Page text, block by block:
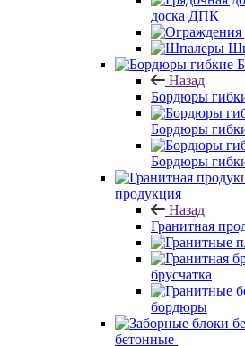
доска ДПК
Назад
Бордюры
Бордюры
Бордюры
продукция
Назад
Гранитная
брусчатка
бордюры
бетонные